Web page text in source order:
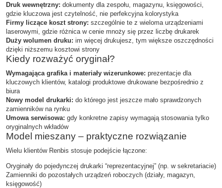
Druk wewnętrzny: dokumenty dla zespołu, magazynu, księgowości,
gdzie kluczowa jest czytelność, nie perfekcyjna kolorystyka
Firmy liczące koszt strony: szczególnie te z wieloma urządzeniami
laserowymi, gdzie różnica w cenie mnoży się przez liczbę drukarek
Duży wolumen druku: im więcej drukujesz, tym większe oszczędności
dzięki niższemu kosztowi strony
Kiedy rozważyć oryginał?
Wymagająca grafika i materiały wizerunkowe: prezentacje dla
kluczowych klientów, katalogi produktowe drukowane bezpośrednio z
biura
Nowy model drukarki: do którego jest jeszcze mało sprawdzonych
zamienników na rynku
Umowa serwisowa: gdy konkretne zapisy wymagają stosowania tylko
oryginalnych wkładów
Model mieszany – praktyczne rozwiązanie
Wielu klientów Renbis stosuje podejście łączone:
Oryginały do pojedynczej drukarki “reprezentacyjnej” (np. w sekretariacie)
Zamienniki do pozostałych urządzeń roboczych (działy, magazyn,
księgowość)